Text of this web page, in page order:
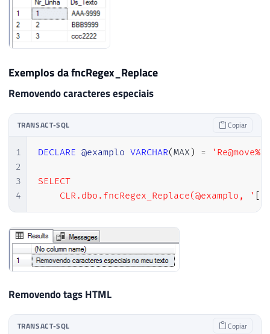
Exemplos da fncRegex_Replace
Removendo caracteres especiais
TRANSACT-SQL Copiar
1
2
3
4
DECLARE @examplo VARCHAR(MAX) =
SELECT
    CLR.dbo.fncRegex_Replace(@examplo, '
[
Removendo tags HTML
TRANSACT-SQL Copiar